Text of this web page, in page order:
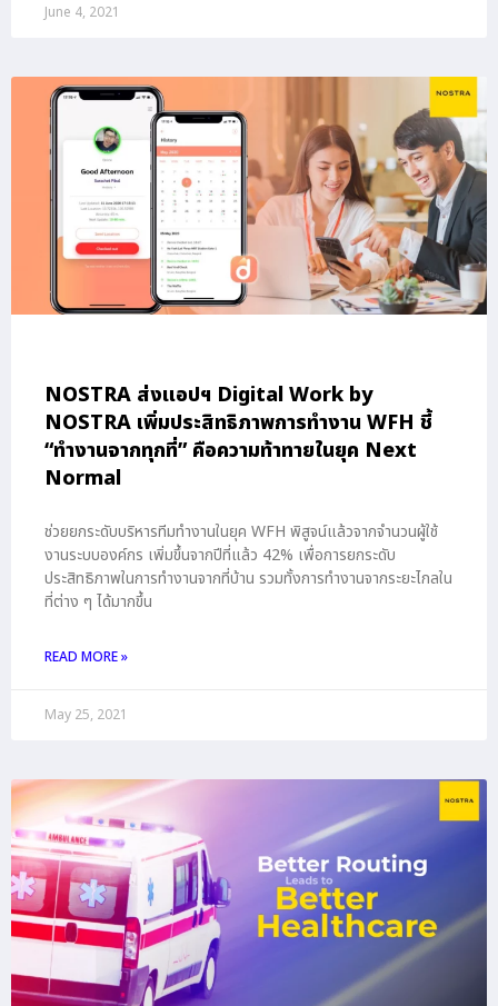
June 4, 2021
NOSTRA ส่งแอปฯ Digital Work by
NOSTRA เพิ่มประสิทธิภาพการทำงาน WFH ชี้
“ทำงานจากทุกที่” คือความท้าทายในยุค Next
Normal
ช่วยยกระดับบริหารทีมทำงานในยุค WFH พิสูจน์แล้วจากจำนวนผู้ใช้
งานระบบองค์กร เพิ่มขึ้นจากปีที่แล้ว 42% เพื่อการยกระดับ
ประสิทธิภาพในการทำงานจากที่บ้าน รวมทั้งการทำงานจากระยะไกลใน
ที่ต่าง ๆ ได้มากขึ้น
READ MORE »
May 25, 2021